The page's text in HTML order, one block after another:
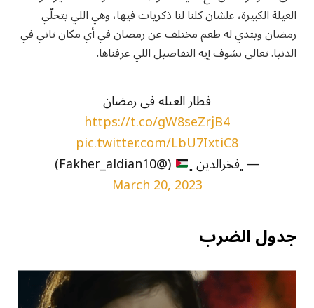
العيلة الكبيرة، علشان كلنا لنا ذكريات فيها، وهي اللي بتحلّي
رمضان وبتدي له طعم مختلف عن رمضان في أي مكان تاني في
الدنيا. تعالى نشوف إيه التفاصيل اللي عرفناها.
فطار العيله فى رمضان
https://t.co/gW8seZrjB4
pic.twitter.com/LbU7IxtiC8
— ﮼فخرالدين ﮼ (@Fakher_aldian10)
March 20, 2023
جدول الضرب